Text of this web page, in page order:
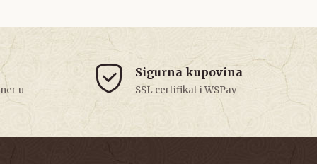
u
Sigurna kupovina
SSL certifikat i WSPay